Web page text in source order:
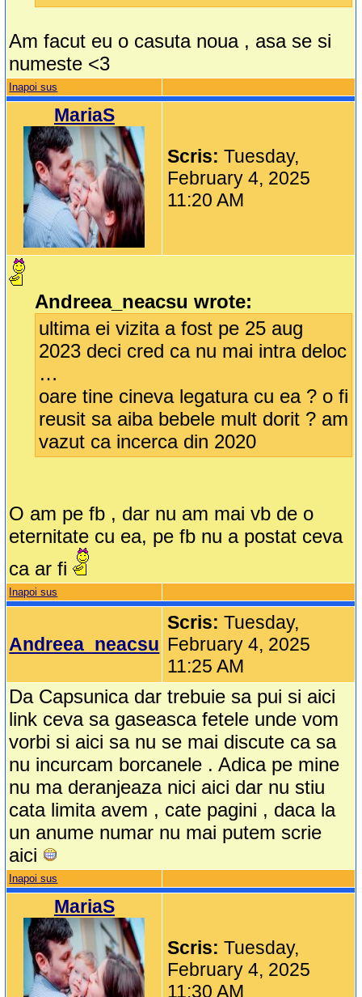
Am facut eu o casuta noua , asa se si
numeste <3
Inapoi sus
MariaS
Scris:Tuesday,
February 4, 2025
11:20 AM
Andreea_neacsu wrote:
ultima ei vizita a fost pe 25 aug
2023 deci cred ca nu mai intra deloc
…
oare tine cineva legatura cu ea ? o fi
reusit sa aiba bebele mult dorit ? am
vazut ca incerca din 2020
O am pe fb , dar nu am mai vb de o
eternitate cu ea, pe fb nu a postat ceva
ca ar fi
Inapoi sus
Andreea_neacsu
Scris:Tuesday,
February 4, 2025
11:25 AM
Da Capsunica dar trebuie sa pui si aici
link ceva sa gaseasca fetele unde vom
vorbi si aici sa nu se mai discute ca sa
nu incurcam borcanele . Adica pe mine
nu ma deranjeaza nici aici dar nu stiu
cata limita avem , cate pagini , daca la
un anume numar nu mai putem scrie
aici
Inapoi sus
MariaS
Scris:Tuesday,
February 4, 2025
11:30 AM